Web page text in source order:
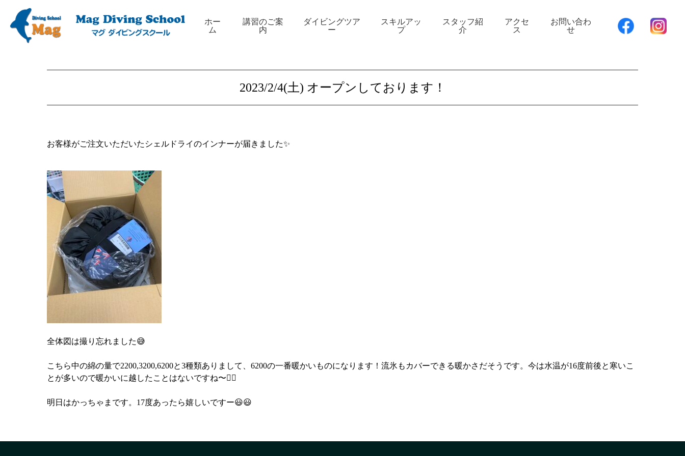
ホー
ム
講習のご案
内
ダイビングツア
ー
スキルアッ
プ
スタッフ紹
介
アクセ
ス
お問い合わ
せ
2023/2/4(土) オープンしております！
お客様がご注文いただいたシェルドライのインナーが届きました✨
全体図は撮り忘れました😅
こちら中の綿の量で2200,3200,6200と3種類ありまして、6200の一番暖かいものになります！流氷もカバーできる暖かさだそうです。今は水温が16度前後と寒いこ
とが多いので暖かいに越したことはないですね〜🙆‍♀️
明日はかっちゃまです。17度あったら嬉しいですー😃😃